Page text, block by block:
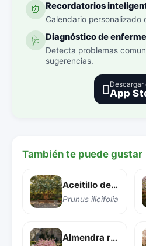
⏰ Recordatorios
Calendario personalizado
🩺 Diagnóstico de
Detecta problemas
sugerencias.
 Descargar
App
También te puede gustar
Aceitillo de California
Prunus ilicifolia
Almendra rusa enana